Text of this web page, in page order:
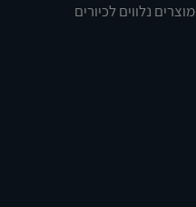
מוצרים נלווים לכיורים